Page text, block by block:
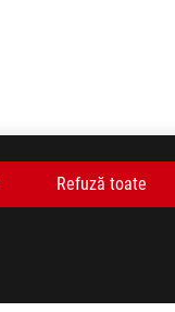
Refuză toate